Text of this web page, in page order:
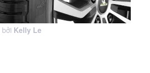
lốp Michelin Primacy SUV: Đáng
Kelly Le